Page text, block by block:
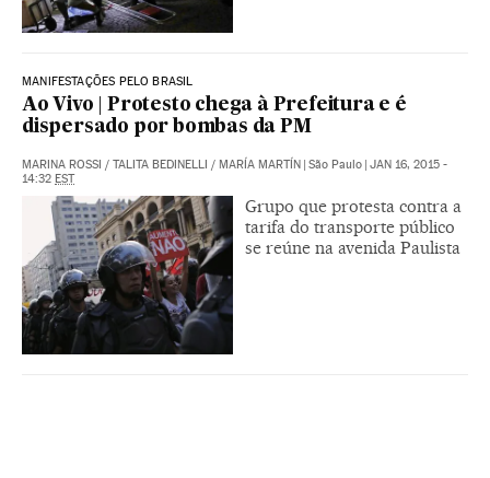
MANIFESTAÇÕES PELO BRASIL
Ao Vivo | Protesto chega à Prefeitura e é
dispersado por bombas da PM
MARINA ROSSI / TALITA BEDINELLI / MARÍA MARTÍN | São Paulo | JAN 16, 2015 -
14:32 EST
Grupo que protesta contra a
tarifa do transporte público
se reúne na avenida Paulista